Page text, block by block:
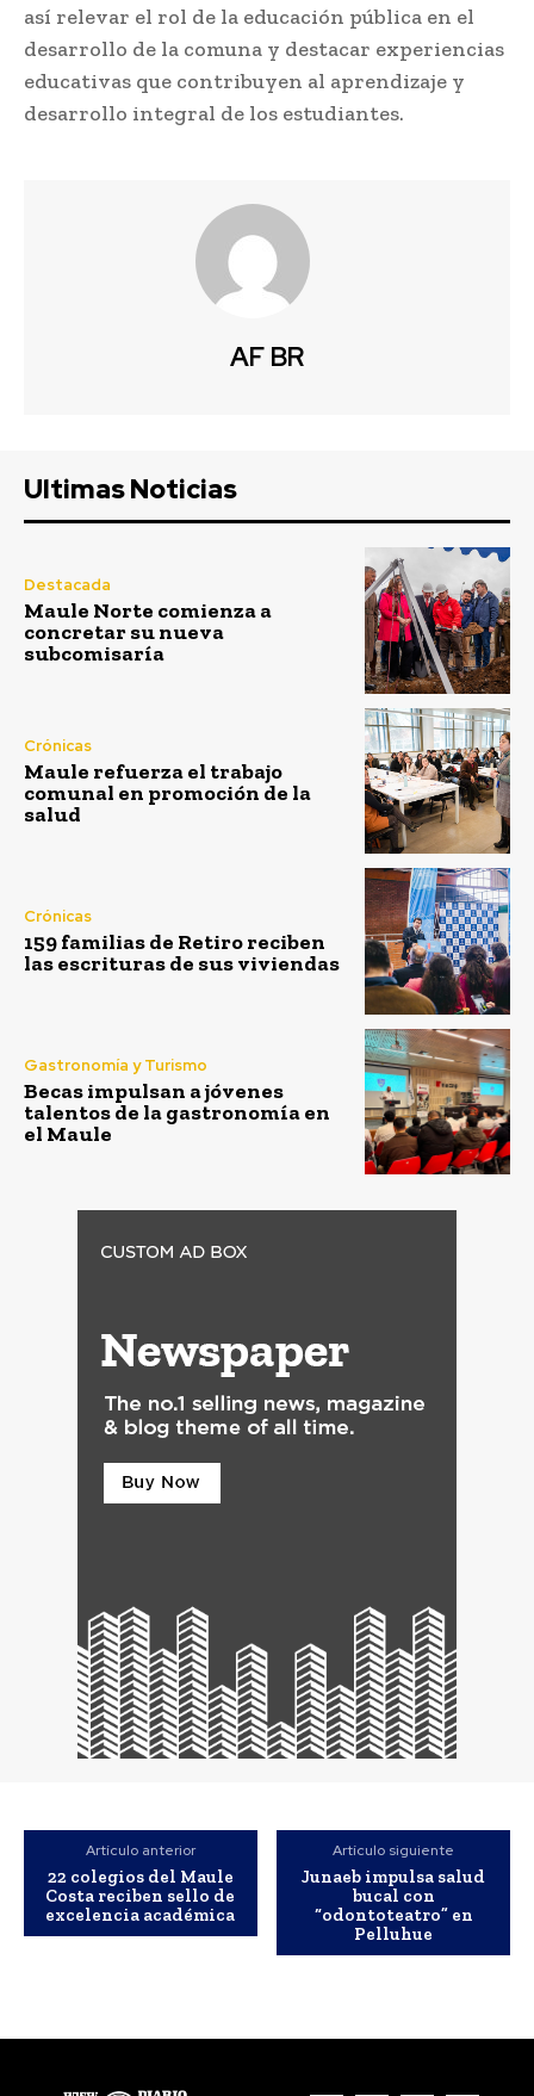
así relevar el rol de la educación pública en el
desarrollo de la comuna y destacar experiencias
educativas que contribuyen al aprendizaje y
desarrollo integral de los estudiantes.
AF BR
Ultimas Noticias
Destacada
Maule Norte comienza a
concretar su nueva
subcomisaría
Crónicas
Maule refuerza el trabajo
comunal en promoción de la
salud
Crónicas
159 familias de Retiro reciben
las escrituras de sus viviendas
Gastronomía y Turismo
Becas impulsan a jóvenes
talentos de la gastronomía en
el Maule
Artículo anterior
22 colegios del Maule
Costa reciben sello de
excelencia académica
Artículo siguiente
Junaeb impulsa salud
bucal con
“odontoteatro” en
Pelluhue